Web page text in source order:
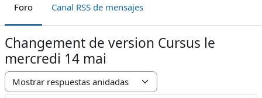
Foro Canal RSS de mensajes
Changement de version Cursus le
mercredi 14 mai
Mostrar modo